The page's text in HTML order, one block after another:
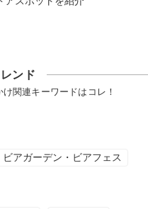
ンド
関連キーワードはコレ！
ビアガーデン・ビアフェス